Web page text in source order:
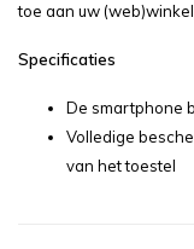
toe aan uw (web)winkel
Specificaties
De smartphone
Volledige
van het toestel